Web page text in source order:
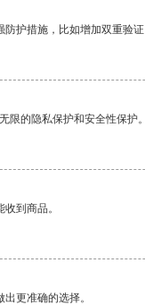
护措施，比如增加双重验
限的隐私保护和安全性保护
到商品。
更准确的选择。